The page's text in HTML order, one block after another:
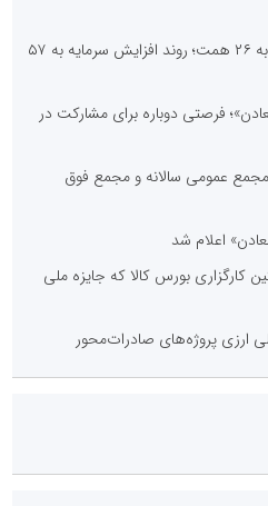
افزایش سود تلفیقی «ومعادن» به ۲۶ همت؛ روند افزایش سرمایه به ۵۷
فرصتی دوباره برای مشارکت در
ملل ۳۰ تیرماه مجمع عمومی سالانه و مجمع فوق
اعلام شد
بورس کالا که جایزه ملی
ارزی پروژه‌های صادرات‌محور